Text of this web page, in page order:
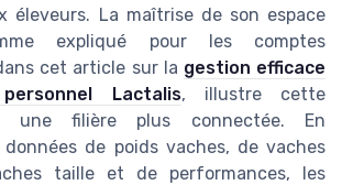
éleveurs. La maîtrise de son espace
expliqué pour les comptes
cet article sur la gestion efficace
Lactalis, illustre cette
une filière plus connectée. En
de poids vaches, de vaches
taille et de performances, les